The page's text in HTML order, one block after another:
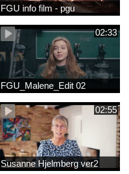
FGU info film - pgu
02:33
FGU_Malene_Edit 02
02:55
Susanne Hjelmberg ver2